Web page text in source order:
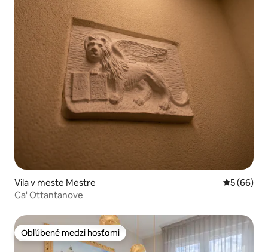
Vila v meste Mestre
5 (66)
Ca' Ottantanove
Obľúbené medzi hosťami
Obľúbené medzi hosťami